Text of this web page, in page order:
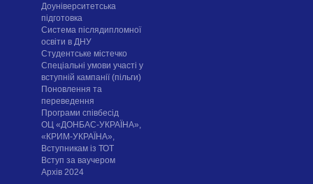
Доуніверситетська
підготовка
Система післядипломної
освіти в ДНУ
Cтудентське містечко
Спеціальні умови участі у
вступній кампанії (пільги)
Поновлення та
переведення
Програми співбесід
ОЦ «ДОНБАС-УКРАЇНА»,
«КРИМ-УКРАЇНА»,
Вступникам із ТОТ
Вступ за ваучером
Архів 2024